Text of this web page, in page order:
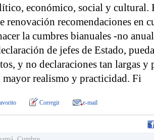
económico, social y cultural.
renovación recomendaciones en
la cumbres bianuales -no
de jefes de Estado,
y no declaraciones tan largas y
realismo y practicidad. Fi
Corregir e-mail